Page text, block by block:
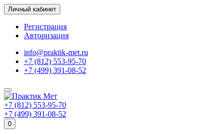
Личный кабинет
Регистрация
Авторизация
info@praktik-met.ru
+7 (812) 553-95-70
+7 (499) 391-08-52
+7 (812) 553-95-70
+7 (499) 391-08-52
0